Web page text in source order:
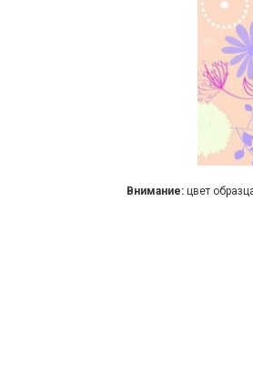
Внимание:цвет